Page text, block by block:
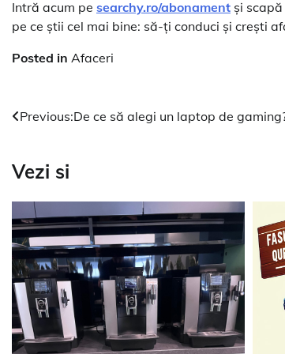
Intră acum pe searchy.ro/abonament și
pe ce știi cel mai bine: să-ți conduci și crești
Posted in Afaceri
Navigare
articole
Previous:De ce să alegi un laptop de
Vezi si